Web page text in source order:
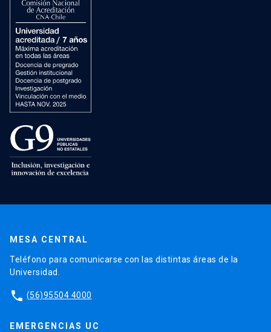
MESA CENTRAL
Teléfono para comunicarse con las distintas áreas de la
Universidad.
phone (56)95504 4000
EMERGENCIAS UC